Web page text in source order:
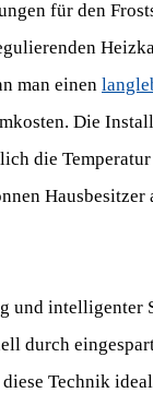
für den
man einen
Die
die
und intelligenter
durch
Technik